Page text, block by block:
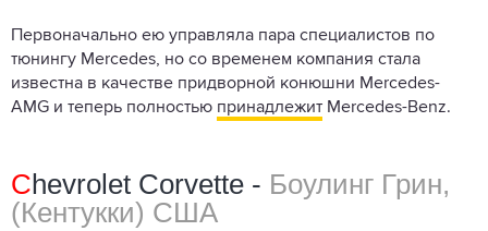
Первоначально ею управляла пара специалистов по
тюнингу Mercedes, но со временем компания стала
известна в качестве придворной конюшни Mercedes-
AMG и теперь полностью принадлежит Mercedes-Benz.
Chevrolet Corvette - Боулинг Грин,
(Кентукки) США